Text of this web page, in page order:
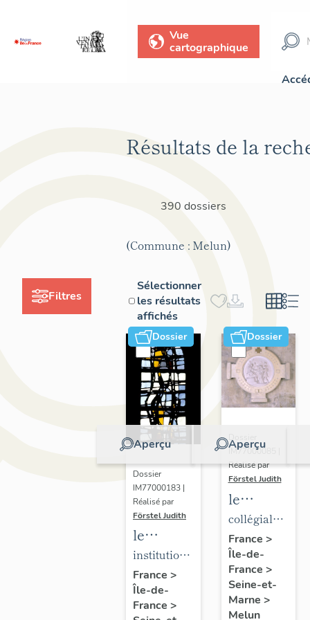
Vue
cartographique
Filtres
Résultats de la
390 dossiers
(Commune : Melun)
Sélectionner
les résultats
affichés
Dossier
Aperçu
Dossier
IM77000183 |
Réalisé par
Förstel Judith
le
mobilier
de
l'Institution
Saint-
institution
Saint-
Aspais
France >
Île-de-
France >
Dossier
Aperçu
IM77000085 |
Réalisé par
Förstel Judith
le
mobilier
de la
collégiale
Notre-
Dame
collégiale
Notre-
Dame
France >
Île-de-
France >
Seine-et-
Marne >
Melun